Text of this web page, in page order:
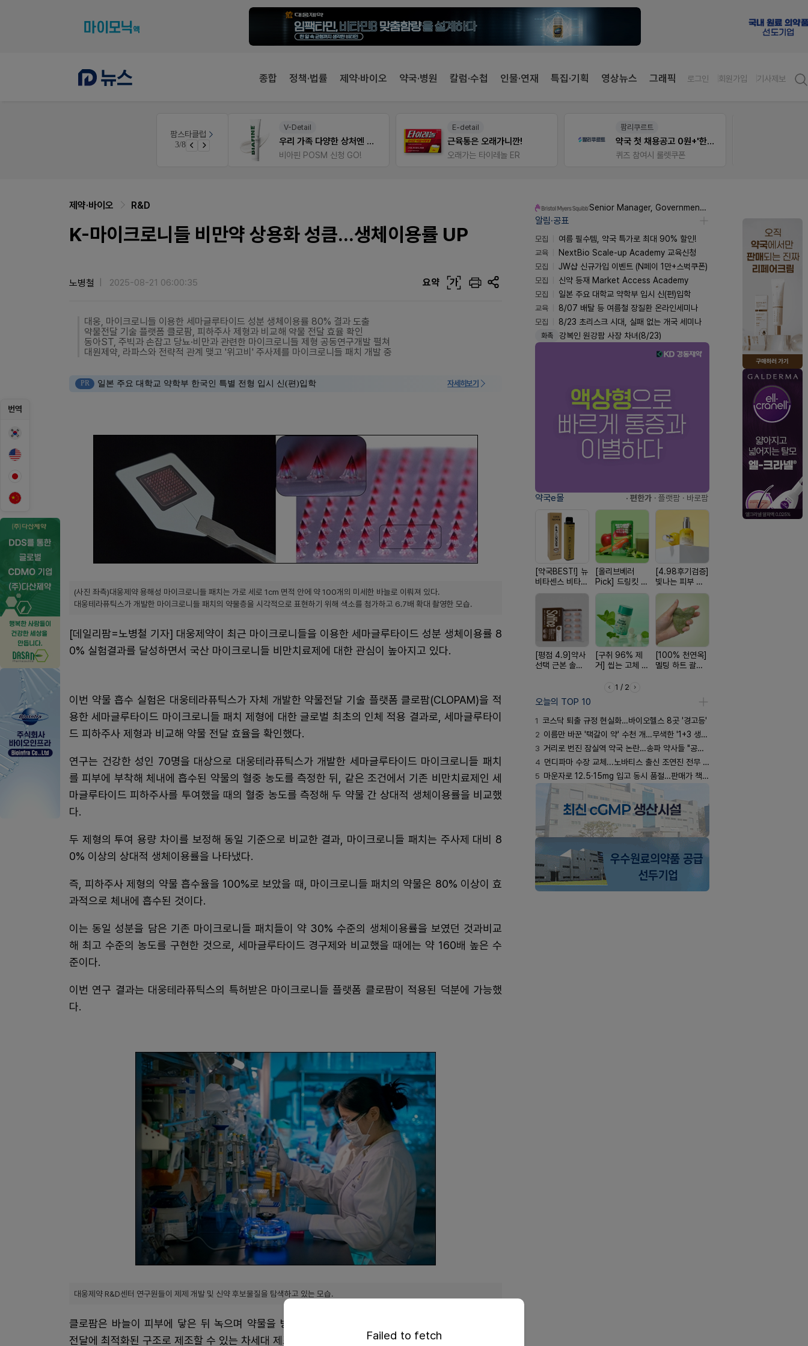
종합 정책·법률 제약·바이오 약국·병원 칼럼·수첩 인물·연재 특집·기획 영상뉴스 그래픽 로그인 회원가입 기사제보
팜스타클럽
3/8 듀오락 스탑과 여름철 장질환 대응법
V-Detail
우리 가족 다양한 상처엔 비아핀!
비아핀 POSM 신청 GO!
E-detail
근육통은 오래가니깐!
오래가는 타이레놀 ER
팜리쿠르트
약국 첫 채용공고 0원+'한번 더' 무료 연장
퀴즈 참여시 룰렛쿠폰
번역
제약·바이오 R&D
K-마이크로니들 비만약 상용화 성큼...생체이용률 UP
노병철 2025-08-21 06:00:35 요약 가
대웅, 마이크로니들 이용한 세마글루타이드 성분 생체이용률 80% 결과 도출
약물전달 기술 플랫폼 클로팜, 피하주사 제형과 비교해 약물 전달 효율 확인
동아ST, 주빅과 손잡고 당뇨·비만과 관련한 마이크로니들 제형 공동연구개발 펼쳐
대원제약, 라파스와 전략적 관계 맺고 '위고비' 주사제를 마이크로니들 패치 개발 중
PR 일본 주요 대학교 약학부 한국인 특별 전형 입시 신(편)입학 자세히보기
(사진 좌측)대웅제약 용해성 마이크로니들 패치는 가로 세로 1cm 면적 안에 약 100개의 미세한 바늘로 이뤄져 있다.
대웅테라퓨틱스가 개발한 마이크로니들 패치의 약물층을 시각적으로 표현하기 위해 색소를 첨가하고 6.7배 확대 촬영한 모습.
[데일리팜=노병철 기자] 대웅제약이 최근 마이크로니들을 이용한 세마글루타이드 성분 생체이용률 8
0% 실험결과를 달성하면서 국산 마이크로니들 비만치료제에 대한 관심이 높아지고 있다.
이번 약물 흡수 실험은 대웅테라퓨틱스가 자체 개발한 약물전달 기술 플랫폼 클로팜(CLOPAM)을 적
용한 세마글루타이드 마이크로니들 패치 제형에 대한 글로벌 최초의 인체 적용 결과로, 세마글루타이
드 피하주사 제형과 비교해 약물 전달 효율을 확인했다.
연구는 건강한 성인 70명을 대상으로 대웅테라퓨틱스가 개발한 세마글루타이드 마이크로니들 패치
를 피부에 부착해 체내에 흡수된 약물의 혈중 농도를 측정한 뒤, 같은 조건에서 기존 비만치료제인 세
마글루타이드 피하주사를 투여했을 때의 혈중 농도를 측정해 두 약물 간 상대적 생체이용률을 비교했
다.
두 제형의 투여 용량 차이를 보정해 동일 기준으로 비교한 결과, 마이크로니들 패치는 주사제 대비 8
0% 이상의 상대적 생체이용률을 나타냈다.
즉, 피하주사 제형의 약물 흡수율을 100%로 보았을 때, 마이크로니들 패치의 약물은 80% 이상이 효
과적으로 체내에 흡수된 것이다.
이는 동일 성분을 담은 기존 마이크로니들 패치들이 약 30% 수준의 생체이용률을 보였던 것과비교
해 최고 수준의 농도를 구현한 것으로, 세마글루타이드 경구제와 비교했을 때에는 약 160배 높은 수
준이다.
이번 연구 결과는 대웅테라퓨틱스의 특허받은 마이크로니들 플랫폼 클로팜이 적용된 덕분에 가능했
다.
대웅제약 R&D센터 연구원들이 제제 개발 및 신약 후보물질을 탐색하고 있는 모습.
클로팜은 바늘이 피부에 닿은 뒤 녹으며 약물을 방출하는 용해성 타입의 마이크로니들 패치를 약물
전달에 최적화된 구조로 제조할 수 있는 차세대 제조 기술이다.
Senior Manager, Government Affairs & External Liaison (Permanent)
알림·공표
모집
여름 필수템, 약국 특가로 최대 90% 할인!
교육
NextBio Scale-up Academy 교육신청
모집
JW샵 신규가입 이벤트 (N페이 1만+스벅쿠폰)
모집
신약 등재 Market Access Academy
모집
일본 주요 대학교 약학부 입시 신(편)입학
교육
8/07 배탈 등 여름철 장질환 온라인세미나
모집
8/23 초리스크 시대, 실패 없는 개국 세미나
화촉 강복인 원강팜 사장 차녀(8/23)
약국e몰 · 편한가 · 플랫팜 · 바로팜
[약국BEST!] 뉴
비타센스 비타민
흡입기
[올리브베러
Pick] 드링킷 건
강음료
[4.98후기검증]
빛나는 피부 오
브링 세럼
[평점 4.9]약사
선택 근본 솔루
[구취 96% 제
거] 씹는 고체 가
[100% 천연옥]
멜팅 하트 괄사
1 / 2
오늘의 TOP 10
1 코스닥 퇴출 규정 현실화…바이오헬스 8곳 '경고등'
2 이름만 바꾼 '택갈이 약' 수천 개…무색한 '1+3 생동'
3 거리로 번진 잠실역 약국 논란…송파 약사들 "공공성 훼손"
4 먼디파마 수장 교체...노바티스 출신 조연진 전무 내정
5 마운자로 12.5·15mg 입고 동시 품절…판매가 책정 고심
Failed to fetch